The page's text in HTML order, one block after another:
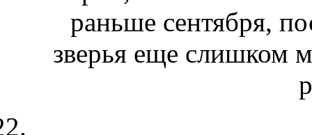
раньше сентября,
зверья еще слишком